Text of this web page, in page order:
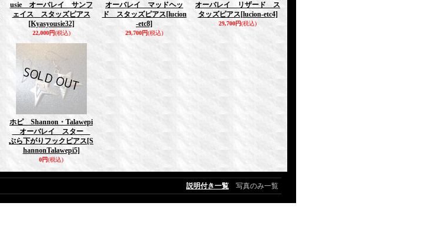
usie オーバレイ サンフ
ェイス スタッズピアス
[Kyasyousie32]
22,000円(税込)
オーバレイ マッドヘッ
ド スタッズピアス [lucion
-etc8]
29,700円(税込)
オーバレイ リザード ス
タッズピアス [lucion-etc4]
29,700円(税込)
ホピ Shannon・Talawepi
オーバレイ スター
ぶら下がりフックピアス [S
hannonTalawepi5]
0円(税込)
説明付き一覧 写真のみ一覧